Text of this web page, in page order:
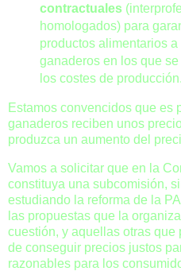
contractuales
homologados) para
productos alimentarios
ganaderos en los que
los costes de producción.
Estamos convencidos que es
ganaderos reciben unos
produzca un aumento del
Vamos a solicitar que en la
constituya una subcomisión,
estudiando la reforma de la
las propuestas que la
cuestión, y aquellas otras que
de conseguir precios justos
razonables para los